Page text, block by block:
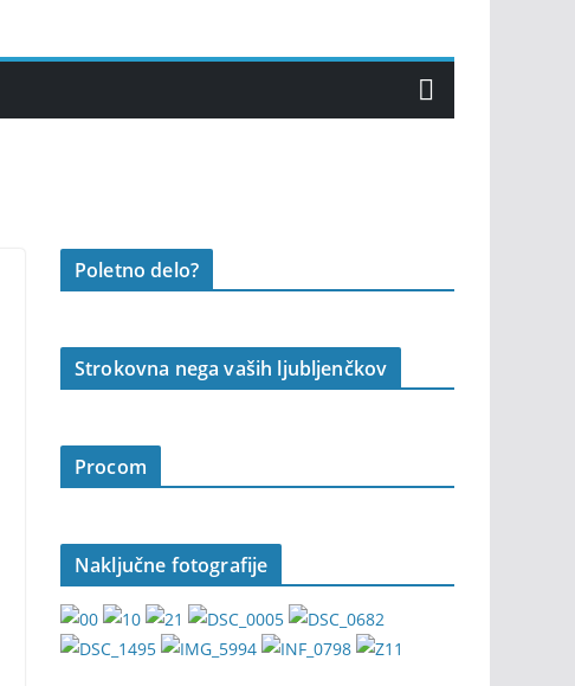
Poletno delo?
Strokovna nega vaših ljubljenčkov
Procom
Naključne fotografije